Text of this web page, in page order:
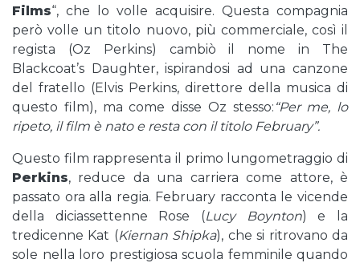
Films“, che lo volle acquisire. Questa compagnia
però volle un titolo nuovo, più commerciale, così il
regista (Oz Perkins) cambiò il nome in The
Blackcoat’s Daughter, ispirandosi ad una canzone
del fratello (Elvis Perkins, direttore della musica di
questo film), ma come disse Oz stesso: “Per me, lo
ripeto, il film è nato e resta con il titolo February”.
Questo film rappresenta il primo lungometraggio di
Perkins, reduce da una carriera come attore, è
passato ora alla regia. February racconta le vicende
della diciassettenne Rose (Lucy Boynton) e la
tredicenne Kat (Kiernan Shipka), che si ritrovano da
sole nella loro prestigiosa scuola femminile quando